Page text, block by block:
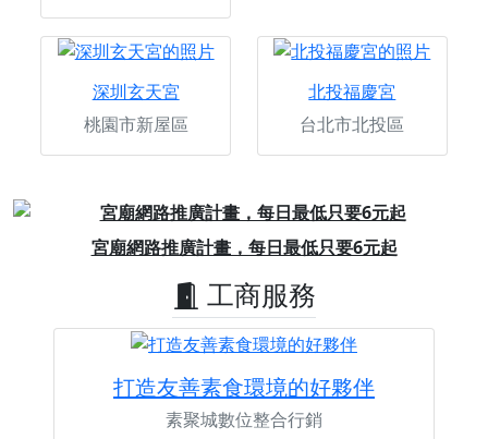
深圳玄天宮
桃園市新屋區
北投福慶宮
台北市北投區
宮廟網路推廣計畫，每日最低只要6元起
Previous
工商服務
打造友善素食環境的好夥伴
素聚城數位整合行銷